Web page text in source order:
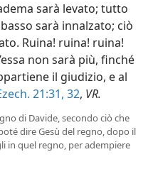
sarà levato; tutto
sarà innalzato; ciò
Ruina! ruina! ruina!
non sarà più, finché
il giudizio, e al
21:31, 32, VR.
di Davide, secondo ciò che
dire Gesù del regno, dopo il
in quel regno, per adempiere